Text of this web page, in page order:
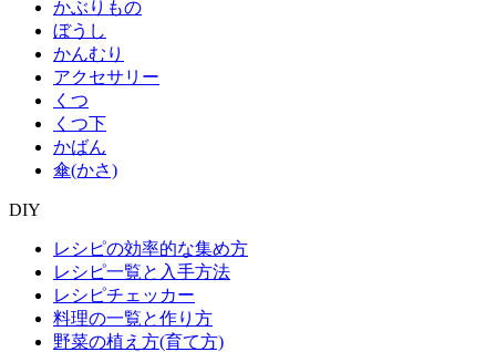
かぶりもの
ぼうし
かんむり
アクセサリー
くつ
くつ下
かばん
傘(かさ)
DIY
レシピの効率的な集め方
レシピ一覧と入手方法
レシピチェッカー
料理の一覧と作り方
野菜の植え方(育て方)